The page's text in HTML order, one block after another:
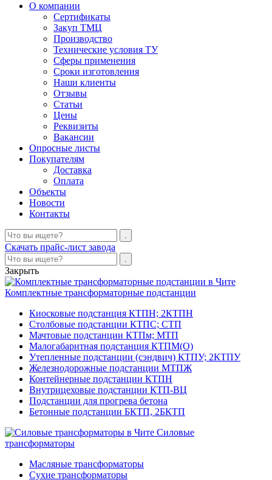
О компании
Сертификаты
Закуп ТМЦ
Производство
Технические условия ТУ
Сферы применения
Сроки изготовления
Наши клиенты
Отзывы
Статьи
Цены
Реквизиты
Вакансии
Опросные листы
Покупателям
Доставка
Оплата
Объекты
Новости
Контакты
Скачать прайс-лист завода
Закрыть
Комплектные трансформаторные подстанции
Киосковые подстанция КТПН; 2КТПН
Столбовые подстанции КТПС; СТП
Мачтовые подстанции КТПм; МТП
Малогабаритная подстанция КТПМ(О)
Утепленные подстанции (сэндвич) КТПУ; 2КТПУ
Железнодорожные подстанции МТПЖ
Контейнерные подстанции КТПН
Внутрицеховые подстанции КТП-ВЦ
Подстанции для прогрева бетона
Бетонные подстанции БКТП, 2БКТП
Силовые
трансформаторы
Масляные трансформаторы
Сухие трансформаторы